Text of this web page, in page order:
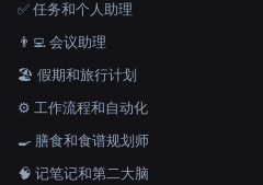
✅ 任务和个人助理
👨‍💻 会议助理
🏖 假期和旅行计划
⚙️ 工作流程和自动化
🍳 膳食和食谱规划师
🧠 记笔记和第二大脑